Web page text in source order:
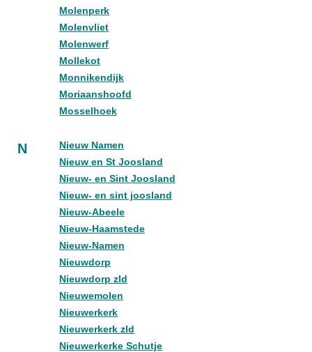
Molenperk
Molenvliet
Molenwerf
Mollekot
Monnikendijk
Moriaanshoofd
Mosselhoek
N
Nieuw Namen
Nieuw en St Joosland
Nieuw- en Sint Joosland
Nieuw- en sint joosland
Nieuw-Abeele
Nieuw-Haamstede
Nieuw-Namen
Nieuwdorp
Nieuwdorp zld
Nieuwemolen
Nieuwerkerk
Nieuwerkerk zld
Nieuwerkerke Schutje